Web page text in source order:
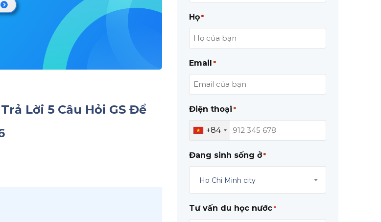
Lời 5 Câu Hỏi GS Để
Họ *
Email *
Điện thoại *
+84
Đang sinh sống ở *
Ho Chi Minh city
Tư vấn du học nước *